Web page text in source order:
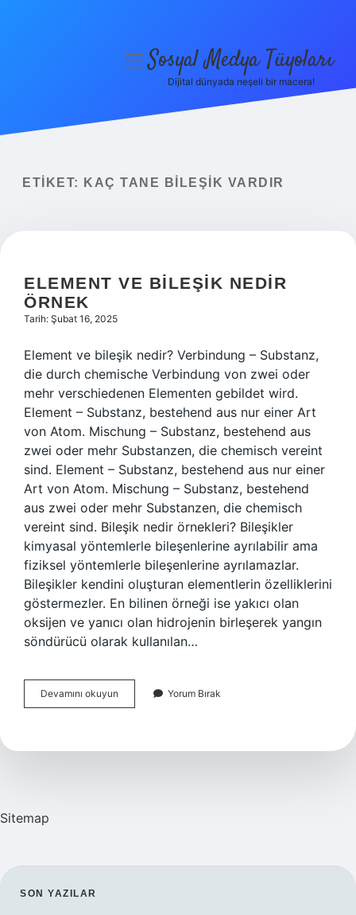
Yasal Uyarı
menüyüSosyal Medya Tüyoları
Dijital dünyada neşeli bir macera!
ETIKET: KAÇ TANE BILEŞIK VARDIR
ELEMENT VE BILEŞIK NEDIR
ÖRNEK
Tarih: Şubat 16, 2025
Element ve bileşik nedir? Verbindung – Substanz,
die durch chemische Verbindung von zwei oder
mehr verschiedenen Elementen gebildet wird.
Element – Substanz, bestehend aus nur einer Art
von Atom. Mischung – Substanz, bestehend aus
zwei oder mehr Substanzen, die chemisch vereint
sind. Element – Substanz, bestehend aus nur einer
Art von Atom. Mischung – Substanz, bestehend
aus zwei oder mehr Substanzen, die chemisch
vereint sind. Bileşik nedir örnekleri? Bileşikler
kimyasal yöntemlerle bileşenlerine ayrılabilir ama
fiziksel yöntemlerle bileşenlerine ayrılamazlar.
Bileşikler kendini oluşturan elementlerin özelliklerini
göstermezler. En bilinen örneği ise yakıcı olan
oksijen ve yanıcı olan hidrojenin birleşerek yangın
söndürücü olarak kullanılan…
Devamını okuyun
Ve
Örnek
Yorum Bırak
Sitemap
SIDEBAR
SON YAZILAR